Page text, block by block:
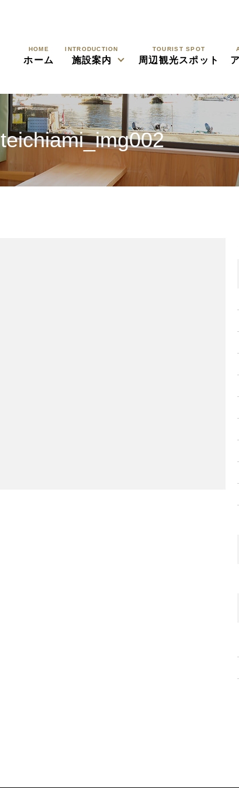
HOME
ホーム
INTRODUCTION
施設案内
TOURIST SPOT
周辺観光スポット
teichiami_img002